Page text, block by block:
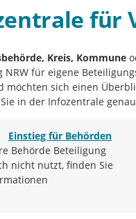
für
Kreis, Kommune
NRW für eigene
möchten sich einen
in der Infozentrale
Einstieg für Behörden
Behörde Beteiligung
nicht nutzt, finden Sie